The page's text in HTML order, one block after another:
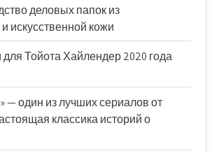
деловых папок из
искусственной кожи
для Тойота Хайлендер 2020 года
— один из лучших сериалов от
классика историй о